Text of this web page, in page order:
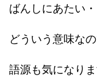
ばんしにあたい
どういう意味な
語源も気になりま